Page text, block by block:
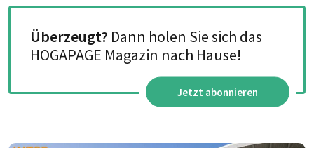
Überzeugt? Dann holen Sie sich das
HOGAPAGE Magazin nach Hause!
Jetzt abonnieren